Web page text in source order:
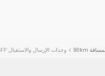
وحدات الإرسال والاستقبال SFP+